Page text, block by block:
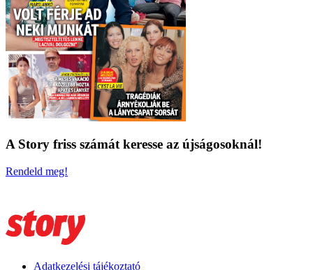
A Story friss számát keresse az újságosoknál!
Rendeld meg!
Adatkezelési tájékoztató